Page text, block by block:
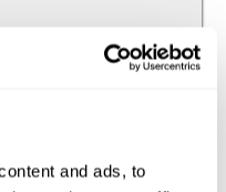
and ads, to
respuesta tiende a
exigencia.